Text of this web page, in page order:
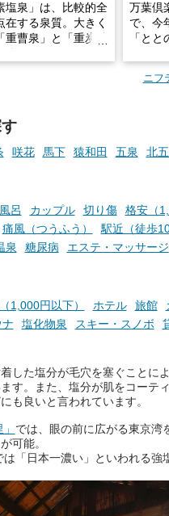
塩泉」は、比較的全
在する泉質。大きく
重曹泉」と「重炭酸
自ら入浴した中か
地にある炭酸水素塩
セレクト。すべて
可能で、源泉かけ流
良さにこだわりつ
おすすめしたい施設
した。
万葉倶
で、今
「と
2026
札」を
ルグッ
さらに
ュやア
好きに
ントも
───
提供元
【PR】
ニフ
咲花 馬下 猿和田 五泉 北
呂 カップル 切り傷
格安（
痛風（つうふう）
駅近（徒歩
泉 糖尿病 エステ・マッサージ
1,000円以下） ホテル 旅館
塩化物泉 スキー・スノボ
した塩分が毛穴を塞ぐことに
す。また、塩分が肌をコーテ
も良いと言われています。
では、眼の前に広がる東京湾
可能。
は「日本一濃い」といわれる強